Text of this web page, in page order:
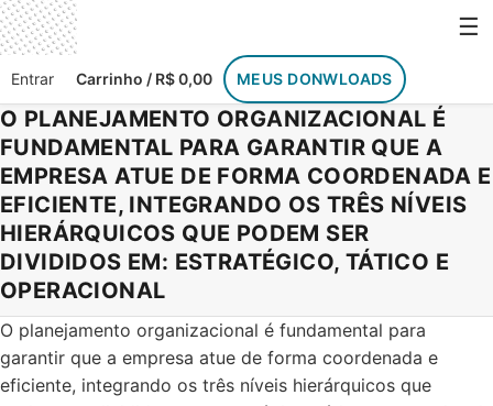
☰
Entrar Carrinho / R$ 0,00 MEUS DONWLOADS
O PLANEJAMENTO ORGANIZACIONAL É
FUNDAMENTAL PARA GARANTIR QUE A
EMPRESA ATUE DE FORMA COORDENADA E
EFICIENTE, INTEGRANDO OS TRÊS NÍVEIS
HIERÁRQUICOS QUE PODEM SER
DIVIDIDOS EM: ESTRATÉGICO, TÁTICO E
OPERACIONAL
O planejamento organizacional é fundamental para
garantir que a empresa atue de forma coordenada e
eficiente, integrando os três níveis hierárquicos que